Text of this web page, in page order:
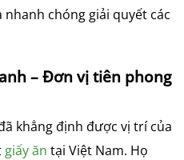
chóng giải quyết các
– Đơn vị tiên phong
khẳng định được vị trí của
giấy ăn tại Việt Nam. Họ